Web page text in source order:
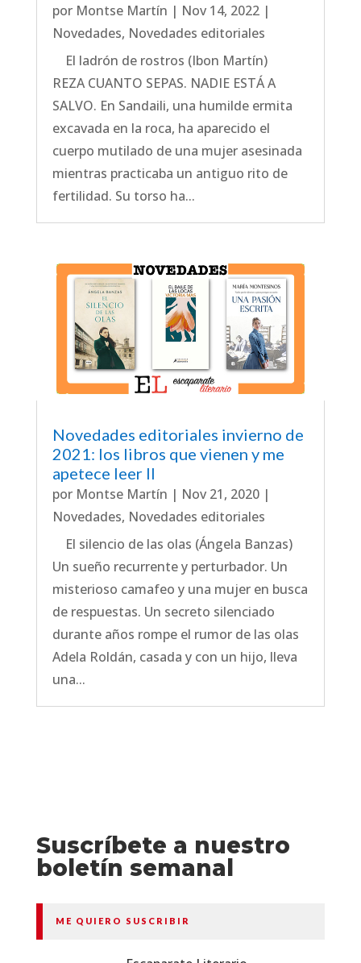
por Montse Martín | Nov 14, 2022|
Novedades, Novedades editoriales
El ladrón de rostros (Ibon Martín)
REZA CUANTO SEPAS. NADIE ESTÁ A
SALVO. En Sandaili, una humilde ermita
excavada en la roca, ha aparecido el
cuerpo mutilado de una mujer asesinada
mientras practicaba un antiguo rito de
fertilidad. Su torso ha...
Novedades editoriales invierno de
2021: los libros que vienen y me
apetece leer II
por Montse Martín | Nov 21, 2020|
Novedades, Novedades editoriales
El silencio de las olas (Ángela Banzas)
Un sueño recurrente y perturbador. Un
misterioso camafeo y una mujer en busca
de respuestas. Un secreto silenciado
durante años rompe el rumor de las olas
Adela Roldán, casada y con un hijo, lleva
una...
Suscríbete a nuestro
boletín semanal
ME QUIERO SUSCRIBIR